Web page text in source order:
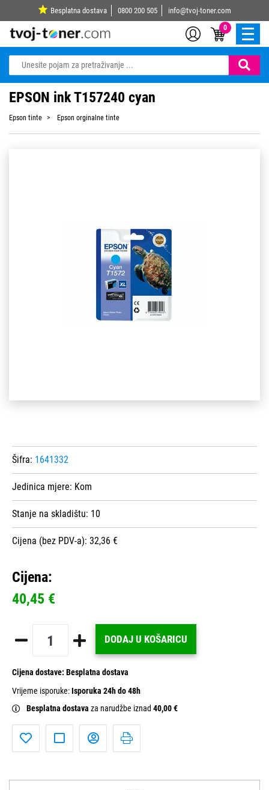
Besplatna dostava 0800 200 505 info@tvoj-toner.com
0
EPSON ink T157240 cyan
Epson tinte Epson orginalne tinte
Šifra: 1641332
Jedinica mjere: Kom
Stanje na skladištu: 10
Cijena (bez PDV-a): 32,36 €
Cijena:
40,45 €
DODAJ U KOŠARICU
Cijena dostave: Besplatna dostava
Vrijeme isporuke:Isporuka 24h do 48h
Besplatna dostava za narudžbe iznad 40,00 €